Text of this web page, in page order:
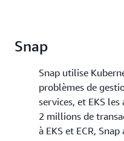
Snap
Snap utilise
problèmes de
services, et EKS
2 millions de
à EKS et ECR,